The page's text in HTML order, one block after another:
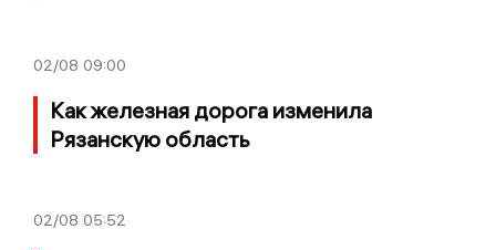
02/08 09:00
Как железная дорога изменила
Рязанскую область
02/08 05:52